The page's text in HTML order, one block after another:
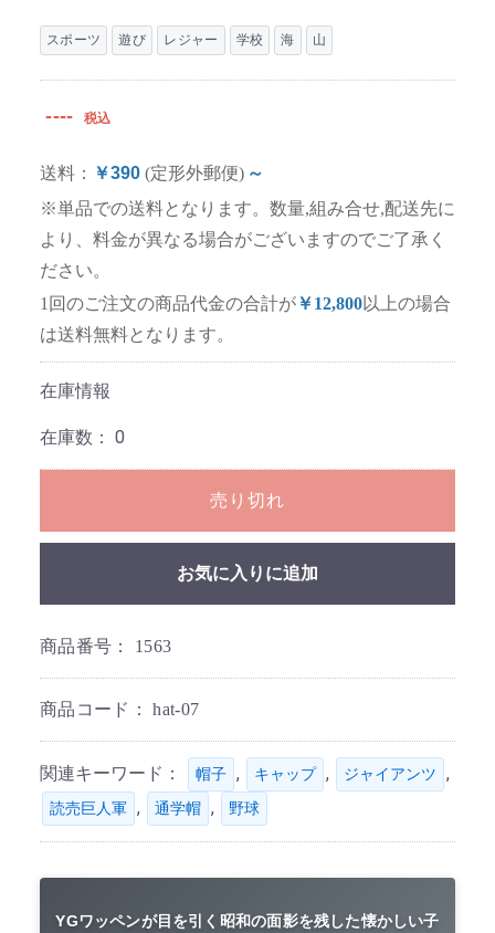
スポーツ 遊び レジャー 学校 海 山
---- 税込
送料： ￥390 (定形外郵便) ～
※単品での送料となります。数量,組み合せ,配送先に
より、料金が異なる場合がございますのでご了承く
ださい。
1回のご注文の商品代金の合計が￥12,800以上の場合
は送料無料となります。
在庫情報
在庫数： 0
売り切れ
お気に入りに追加
商品番号： 1563
商品コード：hat-07
関連キーワード： 帽子 , キャップ , ジャイアンツ ,
読売巨人軍 , 通学帽 , 野球
YGワッペンが目を引く昭和の面影を残した懐かしい子